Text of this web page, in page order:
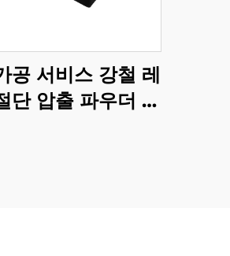
공 서비스 강철 레
단 압출 파우더 코